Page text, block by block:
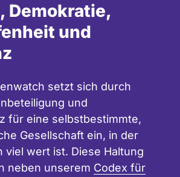
Demokratie,
und
setzt sich durch
und
für eine selbstbestimmte,
Gesellschaft ein, in der
viel wert ist. Diese Haltung
neben unserem Codex für